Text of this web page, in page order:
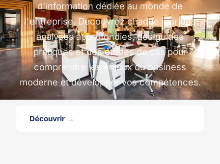
d'information dédiée au monde de
l'entreprise. Découvrez chaque jour des
analyses approfondies, des guides
pratiques et des études de cas pour
comprendre les enjeux du business
moderne et développer vos compétences.
Découvrir →